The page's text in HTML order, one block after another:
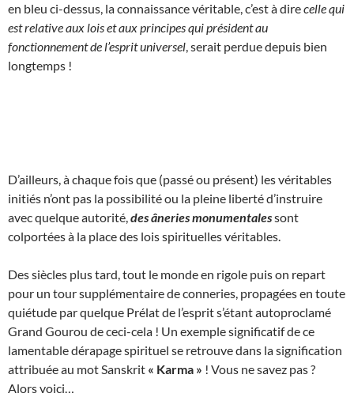
en bleu ci-dessus, la connaissance véritable, c’est à direcelle qui
est relative aux lois et aux principes qui président au
fonctionnement de l’esprit universel , serait perdue depuis bien
longtemps !
D’ailleurs, à chaque fois que (passé ou présent) les véritables
initiés n’ont pas la possibilité ou la pleine liberté d’instruire
avec quelque autorité, des âneries monumentalessont
colportées à la place des lois spirituelles véritables.
Des siècles plus tard, tout le monde en rigole puis on repart
pour un tour supplémentaire de conneries, propagées en toute
quiétude par quelque Prélat de l’esprit s’étant autoproclamé
Grand Gourou de ceci-cela ! Un exemple significatif de ce
lamentable dérapage spirituel se retrouve dans la signification
attribuée au mot Sanskrit « Karma » ! Vous ne savez pas ?
Alors voici…